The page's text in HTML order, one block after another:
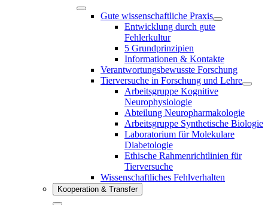
Gute wissenschaftliche Praxis
Entwicklung durch gute
Fehlerkultur
5 Grundprinzipien
Informationen & Kontakte
Verantwortungsbewusste Forschung
Tierversuche in Forschung und Lehre
Arbeitsgruppe Kognitive
Neurophysiologie
Abteilung Neuropharmakologie
Arbeitsgruppe Synthetische Biologie
Laboratorium für Molekulare
Diabetologie
Ethische Rahmenrichtlinien für
Tierversuche
Wissenschaftliches Fehlverhalten
Kooperation & Transfer